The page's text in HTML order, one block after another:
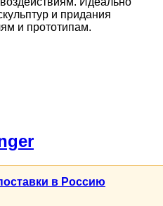
и придания
и прототипам.
в Россию